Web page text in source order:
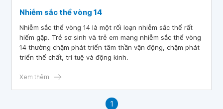
Nhiễm sắc thể vòng 14
Nhiễm sắc thể vòng 14 là một rối loạn nhiễm sắc thể rất
hiếm gặp. Trẻ sơ sinh và trẻ em mang nhiễm sắc thể vòng
14 thường chậm phát triển tâm thần vận động, chậm phát
triển thể chất, trí tuệ và động kinh.
Xem thêm
1